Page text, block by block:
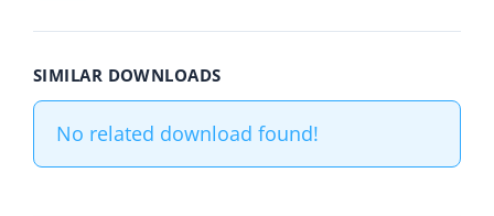
SIMILAR DOWNLOADS
No related download found!